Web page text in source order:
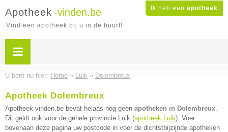
Ik heb een apotheek
Apotheek -vinden.be
Vind een apotheek bij u in de buurt!
U bent nu hier: Home » Luik » Dolembreux
Apotheek Dolembreux
Apotheek-vinden.be bevat helaas nog geen apotheken in Dolembreux.
Dit geldt ook voor de gehele provincie Luik (apotheek Luik). Voer
bovenaan deze pagina uw postcode in voor de dichtstbijzijnde apotheken